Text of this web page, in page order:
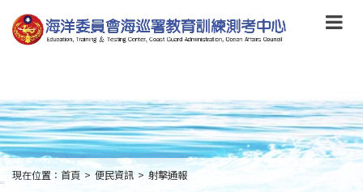
到
主
要
to
main
content
:::
現在位置： 首頁 > 便民資訊 > 射擊通報